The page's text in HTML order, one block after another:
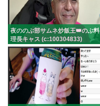
夜ののぶ部サムネ炒飯王👑のぶ料
理長キャス (c:100304833)